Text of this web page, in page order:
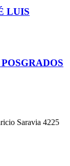
LUIS
Saravia 4225